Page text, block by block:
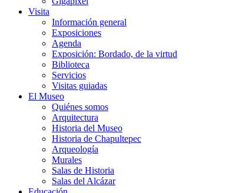
Visita
Información general
Exposiciones
Agenda
Exposición: Bordado, de la virtud
Biblioteca
Servicios
Visitas guiadas
El Museo
Quiénes somos
Arquitectura
Historia del Museo
Historia de Chapultepec
Arqueología
Murales
Salas de Historia
Salas del Alcázar